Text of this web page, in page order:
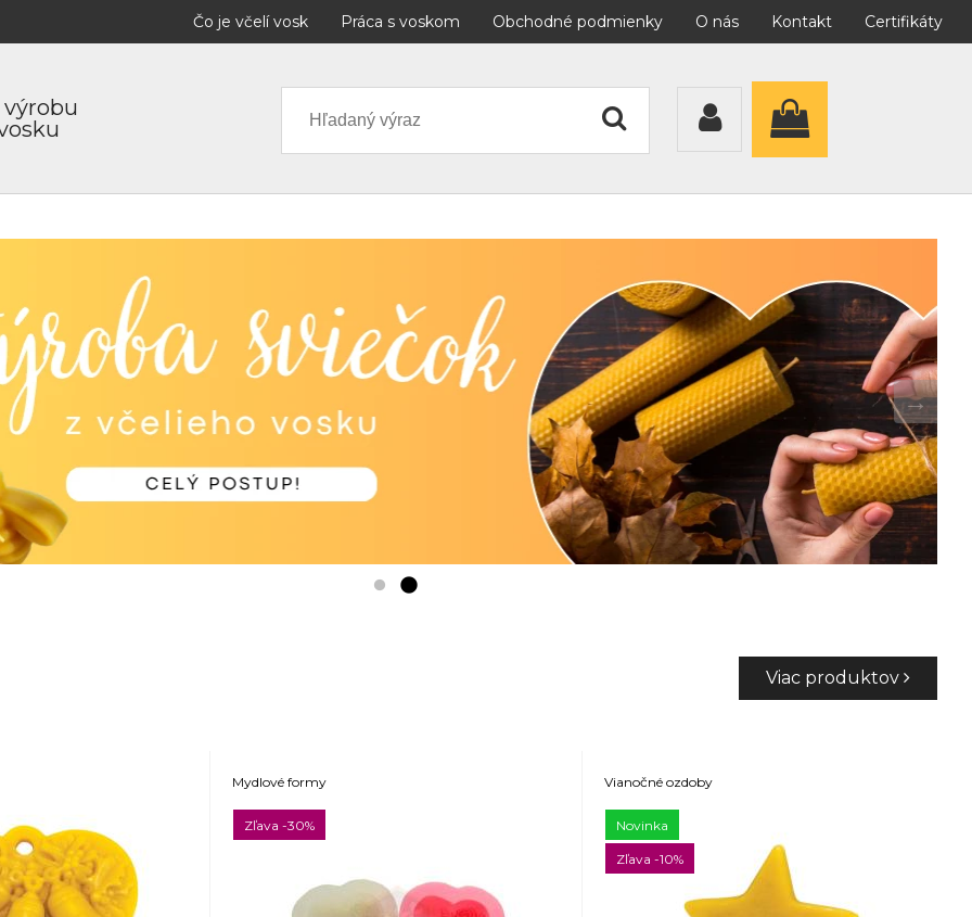
Čo je včelí vosk Práca s voskom Obchodné podmienky O nás Kontakt Certifikáty
Mydlové formy
Zľava -30%
Vianočné ozdoby
Novinka
Zľava -10%
Viac produktov